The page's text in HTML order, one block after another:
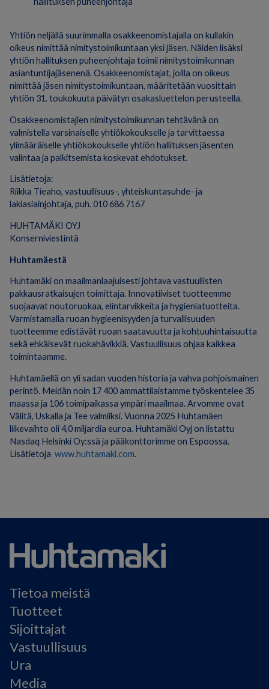
Yhtiön neljällä suurimmalla osakkeenomistajalla on kullakin
oikeus nimittää nimitystoimikuntaan yksi jäsen. Näiden lisäksi
yhtiön hallituksen puheenjohtaja toimii nimitystoimikunnan
asiantuntijajäsenenä. Osakkeenomistajat, joilla on oikeus
nimittää jäsen nimitystoimikuntaan, määritetään vuosittain
yhtiön 31. toukokuuta päivätyn osakasluettelon perusteella.
Osakkeenomistajien nimitystoimikunnan tehtävänä on
valmistella varsinaiselle yhtiökokoukselle ja tarvittaessa
ylimääräiselle yhtiökokoukselle yhtiön hallituksen jäsenten
valintaa ja palkitsemista koskevat ehdotukset.
Lisätietoja:
Riikka Tieaho, vastuullisuus-, yhteiskuntasuhde- ja
lakiasiainjohtaja, puh. 010 686 7167
HUHTAMÄKI OYJ
Konserniviestintä
Huhtamäestä
Huhtamäki on maailmanlaajuisesti johtava vastuullisten
pakkausratkaisujen toimittaja. Innovatiiviset tuotteemme
suojaavat noutoruokaa, elintarvikkeita ja hygieniatuotteita.
Varmistamalla ruoan hygieenisyyden ja turvallisuuden
tuotteemme edistävät ruoan saatavuutta ja kohtuuhintaisuutta
sekä ehkäisevät ruokahävikkiä. Vastuullisuus ohjaa kaikkea
toimintaamme.
Huhtamäellä on yli sadan vuoden historia ja vahva pohjoismainen
perintö. Meidän noin 17 400 ammattilaistamme työskentelee 35
maassa ja 106 toimipaikassa ympäri maailmaa. Arvomme ovat
Välitä, Uskalla ja Tee valmiiksi. Vuonna 2025 Huhtamäen
liikevaihto oli 4,0 miljardia euroa. Huhtamäki Oyj on listattu
Nasdaq Helsinki Oy:ssä ja pääkonttorimme on Espoossa.
Lisätietoja www.huhtamaki.com.
Tietoa meistä
Tuotteet
Sijoittajat
Vastuullisuus
Ura
Media